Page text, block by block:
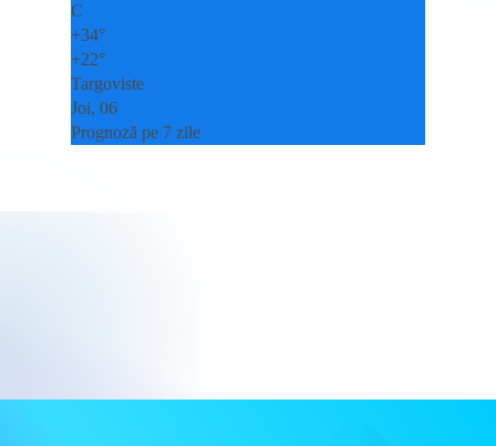
C
+34°
+22°
Targoviste
Joi, 06
Prognoză pe 7 zile